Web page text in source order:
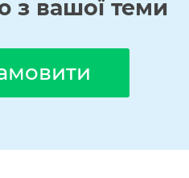
з вашої теми